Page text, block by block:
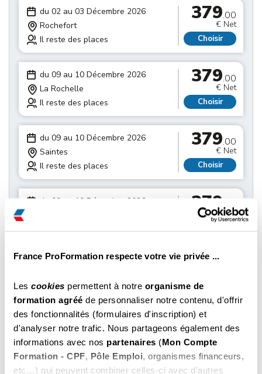
France ProFormation respecte votre vie privée ...
Les cookies permettent à notre organisme de
formation agréé de personnaliser notre contenu, d'offrir
des fonctionnalités (formulaires d'inscription) et
d'analyser notre trafic. Nous partageons également des
informations avec nos partenaires (Mon Compte
Formation - CPF, Pôle Emploi, organismes financeurs,
etc…) qui peuvent combiner celles-ci avec d'autres
du 02 au 03 Décembre 2026
Rochefort
Il reste des places
379.00
€ Net
Choisir
du 09 au 10 Décembre 2026
La Rochelle
Il reste des places
379.00
€ Net
Choisir
du 09 au 10 Décembre 2026
Saintes
Il reste des places
379.00
€ Net
Choisir
du 09 au 10 Décembre 2026
Il reste des places
379.00
€ Net
du 16 au 17 Décembre 2026
Il reste des places
379
Choisir
du 16 au 17 Décembre 2026
Saintes
Il reste des places
379 .00
€ Net
Choisir